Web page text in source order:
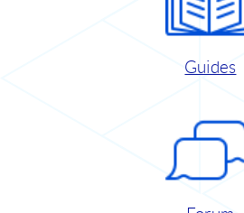
Guides